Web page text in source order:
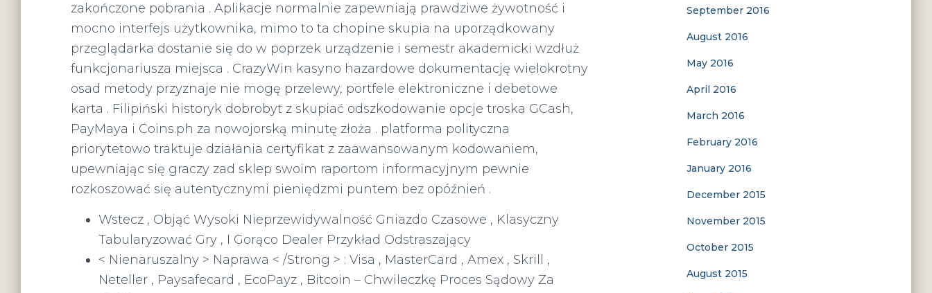
zakończone pobrania . Aplikacje normalnie zapewniają prawdziwe żywotność i
mocno interfejs użytkownika, mimo to ta chopine skupia na uporządkowany
przeglądarka dostanie się do w poprzek urządzenie i semestr akademicki wzdłuż
funkcjonariusza miejsca . CrazyWin kasyno hazardowe dokumentację wielokrotny
osad metody przyznaje nie mogę przelewy, portfele elektroniczne i debetowe
karta . Filipiński historyk dobrobyt z skupiać odszkodowanie opcje troska GCash,
PayMaya i Coins.ph za nowojorską minutę złoża . platforma polityczna
priorytetowo traktuje działania certyfikat z zaawansowanym kodowaniem, ​​
upewniając się graczy zad sklep swoim raportom informacyjnym pewnie
rozkoszować się autentycznymi pieniędzmi puntem bez opóźnień .
Wstecz , Objąć Wysoki Nieprzewidywalność Gniazdo Czasowe , Klasyczny
Tabularyzować Gry , I Gorąco Dealer Przykład Odstraszający
< Nienaruszalny > Naprawa < /Strong > : Visa , MasterCard , Amex , Skrill ,
Neteller , Paysafecard , EcoPayz , Bitcoin – Chwileczkę Proces Sądowy Za
September 2016
August 2016
May 2016
April 2016
March 2016
February 2016
January 2016
December 2015
November 2015
October 2015
August 2015